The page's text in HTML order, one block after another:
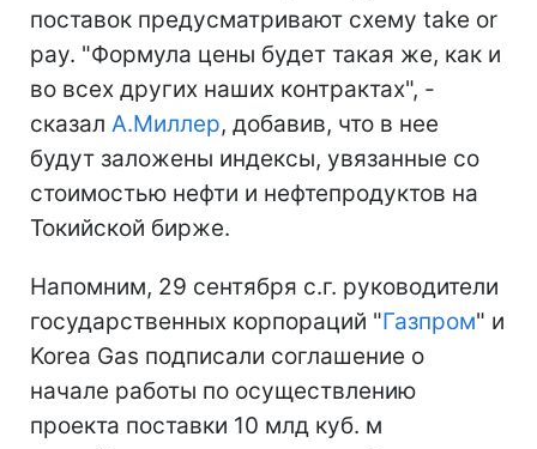
поставок предусматривают схему take or
pay. "Формула цены будет такая же, как и
во всех других наших контрактах", -
сказал А.Миллер, добавив, что в нее
будут заложены индексы, увязанные со
стоимостью нефти и нефтепродуктов на
Токийской бирже.
Напомним, 29 сентября с.г. руководители
государственных корпораций "Газпром" и
Korea Gas подписали соглашение о
начале работы по осуществлению
проекта поставки 10 млд куб. м